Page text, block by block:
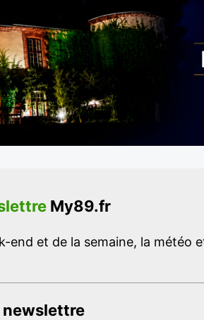
My89.fr
end et de la semaine, la météo
newslettre